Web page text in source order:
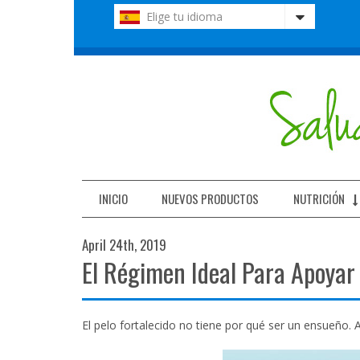
Elige tu idioma
INICIO NUEVOS PRODUCTOS NUTRICIÓN
April 24th, 2019
El Régimen Ideal Para
El pelo fortalecido no tiene por qué ser un